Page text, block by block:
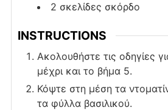
2 σκελίδες σκόρδο
INSTRUCTIONS
Ακολουθήστε τις οδηγίες
μέχρι και το βήμα 5.
Κόψτε στη μέση τα
τα φύλλα βασιλικού.